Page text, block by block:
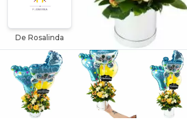
De Rosalinda